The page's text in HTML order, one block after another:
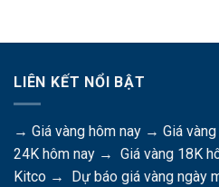
LIÊN KẾT NỔI BẬT
→ Giá vàng hôm nay → Giá
24K hôm nay → Giá vàng 18K
Kitco → Dự báo giá vàng ngày